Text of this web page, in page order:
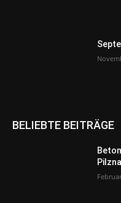
BELIEBTE BEITRÄGE